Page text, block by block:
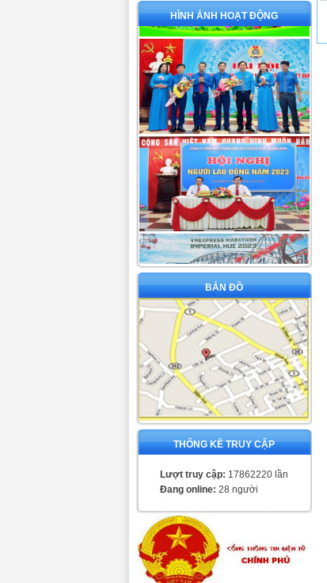
HÌNH ẢNH HOẠT ĐỘNG
BẢN ĐỒ
THỐNG KÊ TRUY CẬP
Lượt truy cập: 17862220 lần
Đang online: 28 người